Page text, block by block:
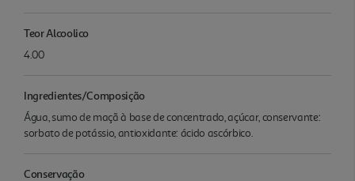
Teor Alcoolico
4.00
Ingredientes/Composição
Água, sumo de maçã à base de concentrado, açúcar, conservante:
sorbato de potássio, antioxidante: ácido ascórbico.
Conservação